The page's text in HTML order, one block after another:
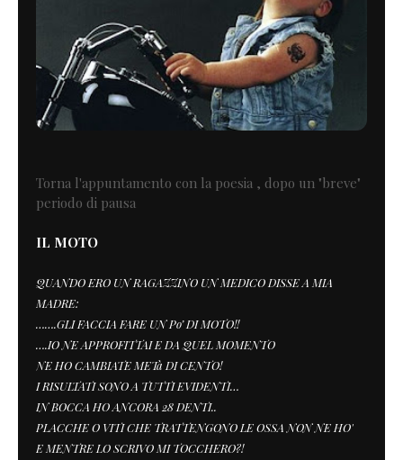
Torna l'appuntamento con la poesia , dopo un "breve"
periodo di pausa
IL MOTO
QUANDO ERO UN RAGAZZINO UN MEDICO DISSE A MIA
MADRE:
…….GLI FACCIA FARE UN Po’ DI MOTO!!
….IO NE APPROFITTAI E DA QUEL MOMENTO
NE HO CAMBIATE METà DI CENTO!
I RISULTATI SONO A TUTTI EVIDENTI…
IN BOCCA HO ANCORA 28 DENTI..
PLACCHE O VITI CHE TRATTENGONO LE OSSA NON NE HO'
E MENTRE LO SCRIVO MI TOCCHERO?!